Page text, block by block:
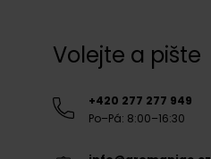
Volejte a pište
+420 277 277 949
Po–Pá: 8:00–16:30